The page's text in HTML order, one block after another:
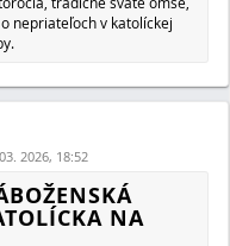
2025
Spasiteľa
počas
odo mňa
stromček...